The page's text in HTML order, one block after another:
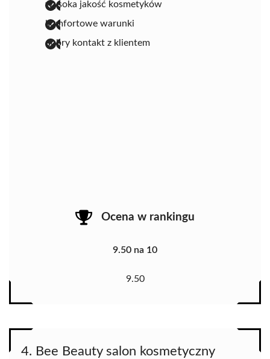
wysoka jakość kosmetyków
komfortowe warunki
dobry kontakt z klientem
Ocena w rankingu
9.50 na 10
9.50
4. Bee Beauty salon kosmetyczny